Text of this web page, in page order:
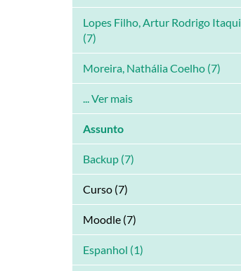
Lopes Filho, Artur Rodrigo Itaqui
(7)
Moreira, Nathália Coelho (7)
... Ver mais
Assunto
Backup (7)
Curso (7)
Moodle (7)
Espanhol (1)